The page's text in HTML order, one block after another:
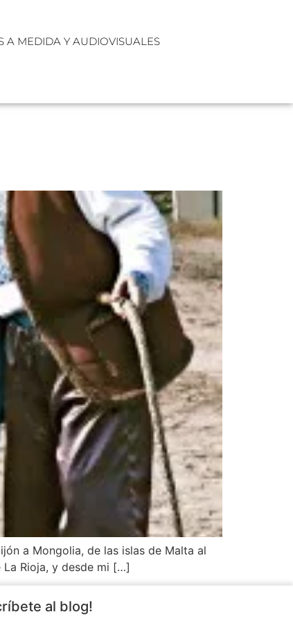
A MEDIDA Y AUDIOVISUALES
a Mongolia, de las islas de Malta al
Rioja, y desde mi […]
al blog!